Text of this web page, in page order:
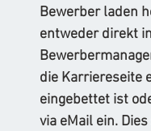
Bewerber laden
entweder direkt
die Karriereseite
eingebettet ist
via eMail ein.